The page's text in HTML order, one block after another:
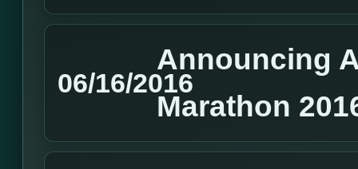
06/16/2016
Announcing
Marathon